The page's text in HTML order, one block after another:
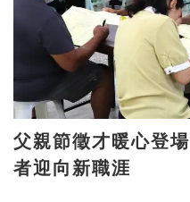
父親節徵才暖心登場 台南就業中心助求職
者迎向新職涯